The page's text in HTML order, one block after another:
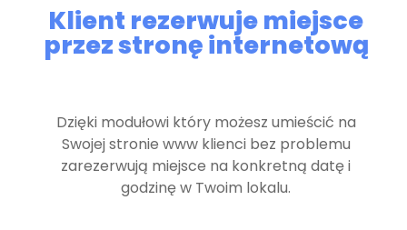
Klient rezerwuje miejsce
przez stronę internetową
Dzięki modułowi który możesz umieścić na
Swojej stronie www klienci bez problemu
zarezerwują miejsce na konkretną datę i
godzinę w Twoim lokalu.